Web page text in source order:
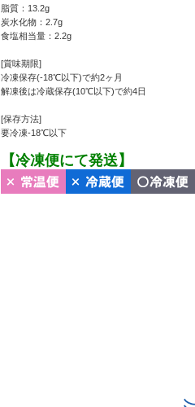
脂質：13.2g
炭水化物：2.7g
食塩相当量：2.2g
[賞味期限]
冷凍保存(-18℃以下)で約2ヶ月
解凍後は冷蔵保存(10℃以下)で約4日
[保存方法]
要冷凍-18℃以下
【冷凍便にて発送】